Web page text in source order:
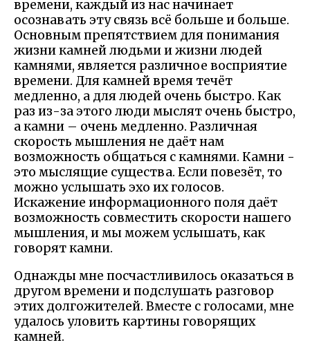
времени, каждый из нас начинает
осознавать эту связь всё больше и больше.
Основным препятствием для понимания
жизни камней людьми и жизни людей
камнями, является различное восприятие
времени. Для камней время течёт
медленно, а для людей очень быстро. Как
раз из-за этого люди мыслят очень быстро,
а камни – очень медленно. Различная
скорость мышления не даёт нам
возможность общаться с камнями. Камни -
это мыслящие существа. Если повезёт, то
можно услышать эхо их голосов.
Искажение информационного поля даёт
возможность совместить скорости нашего
мышления, и мы можем услышать, как
говорят камни.
Однажды мне посчастливилось оказаться в
другом времени и подслушать разговор
этих долгожителей. Вместе с голосами, мне
удалось уловить картины говорящих
камней.